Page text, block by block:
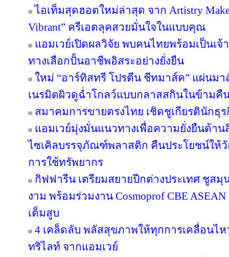
ไอเท็มสุดฮอตใหม่ล่าสุด จาก Artistry
Vibrant” ครีเอตลุคสวยมั่นใจในแบบคุณ
แอมเวย์เปิดผลวิจัย พบคนไทยพร้อมเป็นเ
ทางเลือกปั้นอาชีพอิสระอย่างยั่งยืน
ใหม่ “อาร์ทิสทรี โปรตีน ชีทมาส์ค” แผ่นม
เนรมิตผิวดูฉ่ำโกลว์แบบกลาสสกินในข้ามคื
สมาคมการขายตรงไทย เชิดชูเกียรตินักธุ
แอมเวย์มุ่งมั่นแนวทางเพื่อความยั่งยืนด้า
ไซเคิลบรรจุภัณฑ์พลาสติก คืนประโยชน์ให้
การใช้ทรัพยากร
กิฟฟารีน เตรียมสยายปีกต่างประเทศ ชูสมุ
งาม พร้อมร่วมงาน Cosmoprof CBE
เต็มสูบ
4 เคล็ดลับ พลัสสุขภาพให้ทุกการเคลื่อนไ
ทริไลท์ จากแอมเวย์